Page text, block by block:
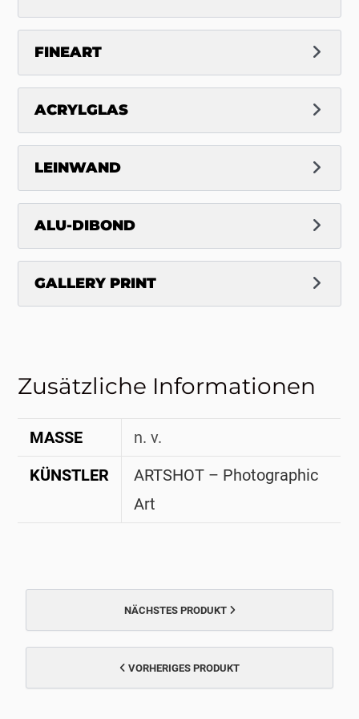
FINEART
ACRYLGLAS
LEINWAND
ALU-DIBOND
GALLERY PRINT
Zusätzliche Informationen
MASSE
n. v.
KÜNSTLER
ARTSHOT – Photographic
Art
NÄCHSTES PRODUKT
VORHERIGES PRODUKT